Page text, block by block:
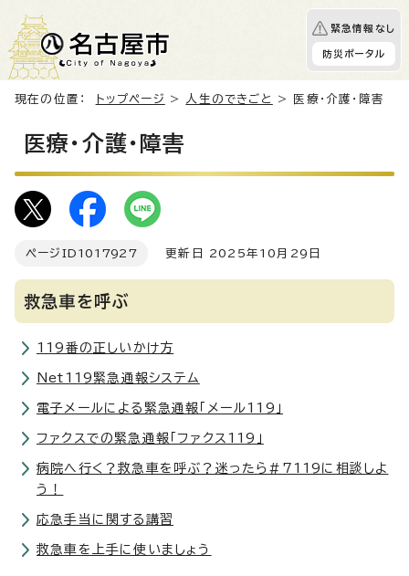
緊急情報なし
防災ポータル
現在の位置： トップページ > 人生のできごと > 医療・介護・障害
医療・介護・障害
ページID 1017927 更新日 2025年10月29日
救急車を呼ぶ
119番の正しいかけ方
Net119緊急通報システム
電子メールによる緊急通報「メール119」
ファクスでの緊急通報「ファクス119」
病院へ行く？救急車を呼ぶ？迷ったら#7119に相談しよ
う！
応急手当に関する講習
救急車を上手に使いましょう